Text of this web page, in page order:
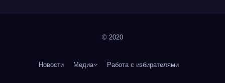
© 2020
Новости Медиа Работа с избирателями